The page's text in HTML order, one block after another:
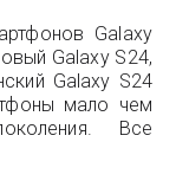
Galaxy
Galaxy S24,
Galaxy S24
мало чем
Все